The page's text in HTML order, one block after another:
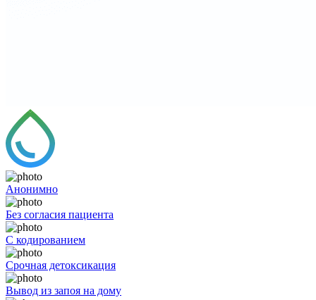
Анонимно
Без согласия пациента
С кодированием
Срочная детоксикация
Вывод из запоя на дому